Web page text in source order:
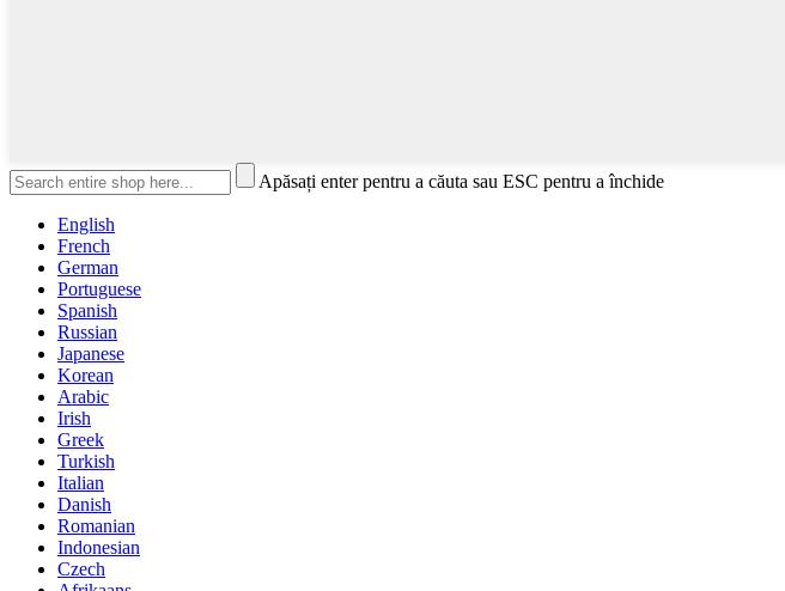
Apăsați enter pentru a căuta sau ESC pentru a închide
English
French
German
Portuguese
Spanish
Russian
Japanese
Korean
Arabic
Irish
Greek
Turkish
Italian
Danish
Romanian
Indonesian
Czech